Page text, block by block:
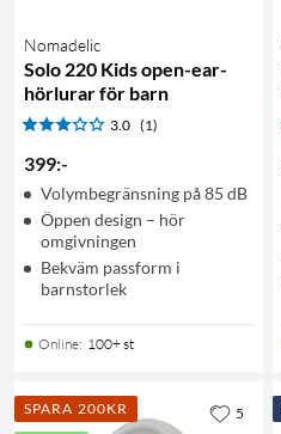
Nomadelic
Solo 220 Kids open-ear-
hörlurar för barn
3.0 (1)
399:-
Volymbegränsning på 85 dB
Öppen design – hör
omgivningen
Bekväm passform i
barnstorlek
Online: 100+ st
SPARA 200KR 5